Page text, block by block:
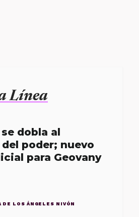
Línea
dobla al
poder; nuevo
para Geovany
DE LOS ÁNGELES NIVÓN